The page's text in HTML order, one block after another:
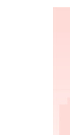
전
9
경
10
11